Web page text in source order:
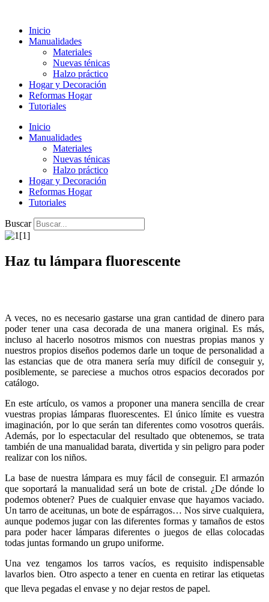
contenido
Inicio
Manualidades
Materiales
Nuevas ténicas
Halzo práctico
Hogar y Decoración
Reformas Hogar
Tutoriales
Inicio
Manualidades
Materiales
Nuevas ténicas
Halzo práctico
Hogar y Decoración
Reformas Hogar
Tutoriales
Buscar
Haz tu lámpara fluorescente
A veces, no es necesario gastarse una gran cantidad de dinero para
poder tener una casa decorada de una manera original. Es más,
incluso al hacerlo nosotros mismos con nuestras propias manos y
nuestros propios diseños podemos darle un toque de personalidad a
las estancias que de otra manera sería muy difícil de conseguir y,
posiblemente, se pareciese a muchos otros espacios decorados por
catálogo.
En este artículo, os vamos a proponer una manera sencilla de crear
vuestras propias lámparas fluorescentes. El único límite es vuestra
imaginación, por lo que serán tan diferentes como vosotros queráis.
Además, por lo espectacular del resultado que obtenemos, se trata
también de una manualidad barata, divertida y sin peligro para poder
realizar con los niños.
La base de nuestra lámpara es muy fácil de conseguir. El armazón
que soportará la manualidad será un bote de cristal. ¿De dónde lo
podemos obtener? Pues de cualquier envase que hayamos vaciado.
Un tarro de aceitunas, un bote de espárragos… Nos sirve cualquiera,
aunque podemos jugar con las diferentes formas y tamaños de estos
para poder hacer lámparas diferentes o juegos de ellas colocadas
todas juntas formando un grupo uniforme.
Una vez tengamos los tarros vacíos, es requisito indispensable
lavarlos bien. Otro aspecto a tener en cuenta en retirar las etiquetas
que lleva pegadas el envase y no dejar restos de papel.